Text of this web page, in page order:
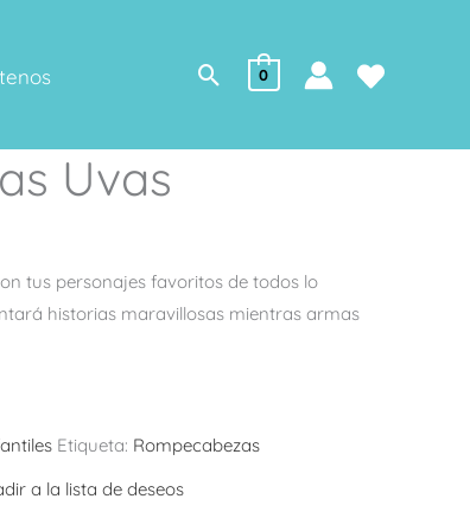
Buscar
0
Uvas
tus personajes favoritos de todos lo
historias maravillosas mientras armas
Etiqueta: Rompecabezas
a la lista de deseos